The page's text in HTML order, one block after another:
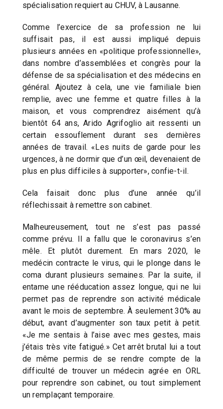
spécialisation requiert au CHUV, à Lausanne.
Comme l’exercice de sa profession ne lui
suffisait pas, il est aussi impliqué depuis
plusieurs années en «politique professionnelle»,
dans nombre d’assemblées et congrès pour la
défense de sa spécialisation et des médecins en
général. Ajoutez à cela, une vie familiale bien
remplie, avec une femme et quatre filles à la
maison, et vous comprendrez aisément qu’à
bientôt 64 ans, Arido Agrifoglio ait ressenti un
certain essouflement durant ses dernières
années de travail. «Les nuits de garde pour les
urgences, à ne dormir que d’un œil, devenaient de
plus en plus difficiles à supporter», confie-t-il.
Cela faisait donc plus d’une année qu’il
réflechissait à remettre son cabinet.
Malheureusement, tout ne s’est pas passé
comme prévu. Il a fallu que le coronavirus s’en
mêle. Et plutôt durement. En mars 2020, le
medécin contracte le virus, qui le plonge dans le
coma durant plusieurs semaines. Par la suite, il
entame une rééducation assez longue, qui ne lui
permet pas de reprendre son activité médicale
avant le mois de septembre. À seulement 30% au
début, avant d’augmenter son taux petit à petit.
«Je me sentais à l’aise avec mes gestes, mais
j’étais très vite fatigué.» Cet arrêt brutal lui a tout
de même permis de se rendre compte de la
difficulté de trouver un médecin agrée en ORL
pour reprendre son cabinet, ou tout simplement
un remplaçant temporaire.